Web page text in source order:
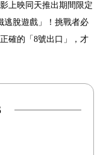
上映同天推出期間限定
逃脫遊戲」！挑戰者必
確的「8號出口」，才